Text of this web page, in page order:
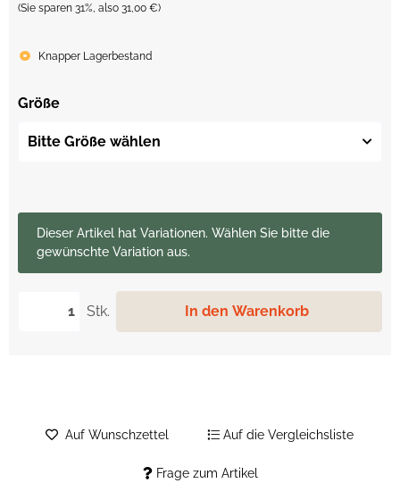
(Sie sparen 31%, also 31,00 €)
Knapper Lagerbestand
Größe
Bitte Größe wählen
Stk. In den Warenkorb
xDieser Artikel hat Variationen. Wählen Sie bitte die
gewünschte Variation aus.
Frage zum Artikel
Auf Wunschzettel Auf die Vergleichsliste